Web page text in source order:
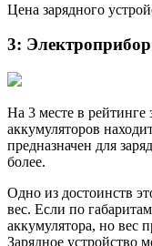
Цена зарядного
3:
На 3 месте в рейтинге
аккумуляторов
предназначен для
более.
Одно из достоинств
вес. Если по
аккумулятора, но вес
Зарядное устройство